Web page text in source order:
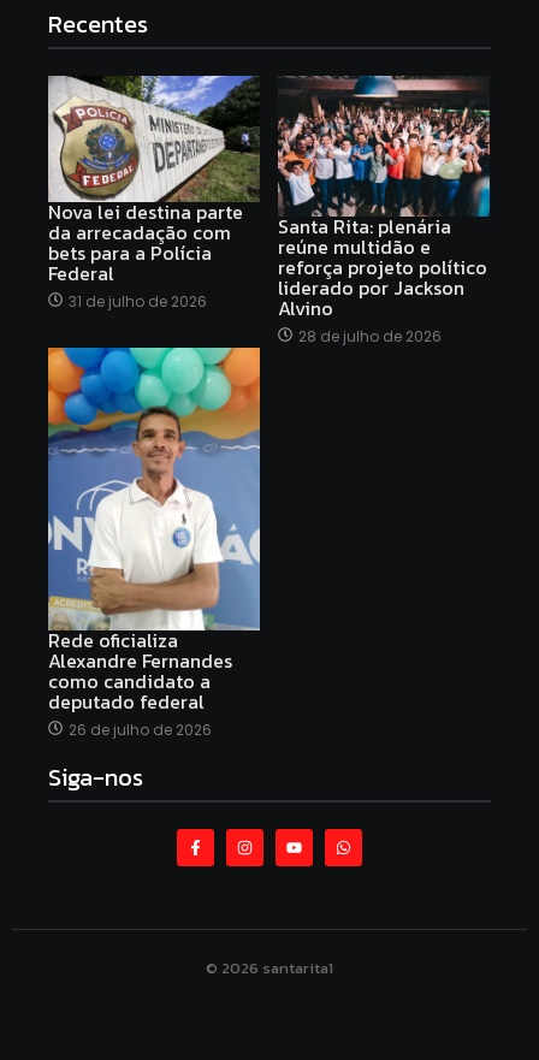
Recentes
Nova lei destina parte
da arrecadação com
bets para a Polícia
Federal
31 de julho de 2026
Santa Rita: plenária
reúne multidão e
reforça projeto político
liderado por Jackson
Alvino
28 de julho de 2026
Rede oficializa
Alexandre Fernandes
como candidato a
deputado federal
26 de julho de 2026
Siga-nos
© 2026 santarita1